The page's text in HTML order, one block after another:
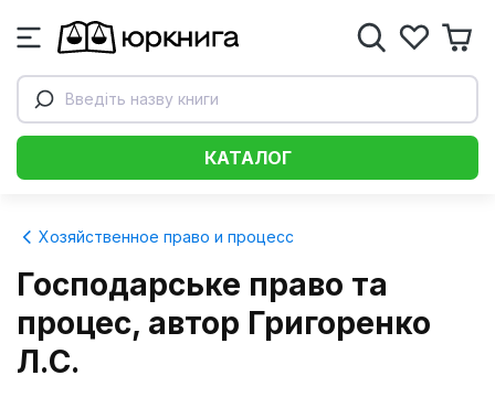
Введіть назву книги
КАТАЛОГ
Хозяйственное право и процесс
Господарське право та
процес, автор Григоренко
Л.С.